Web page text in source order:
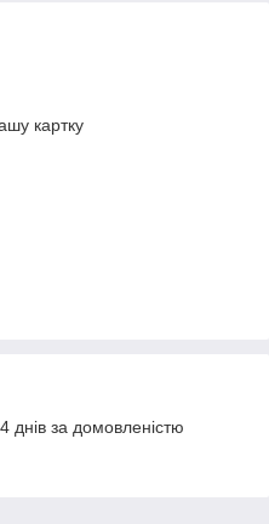
картку
днів за домовленістю